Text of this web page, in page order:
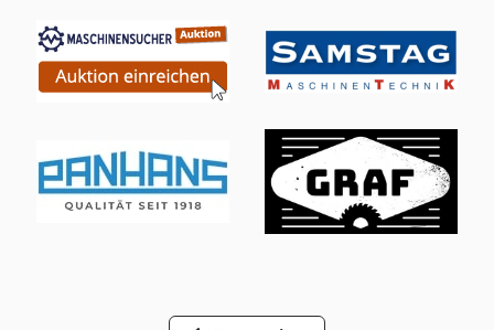
mit Vakuumkanälen für einen gleichmäßigen
Unterdruckauch bei großen Werkstücken. Becker
Vakkumpumpe / Ölfreie / Tankinhalt 100 l Arbeitsflaeche:
40000x1500mm Pumpenleistung: KW 0,75
Vakuumpumpenförderleistung: 40 m3/h Kautschuk-
Membrane Abmessungen außen: 4100 x 1650 x 1000 mm
Gewicht: 400 kg Djdoyr R Hwepfx Abyskr Standort: Ab Lager
54634 Bitburg - frei verladen -